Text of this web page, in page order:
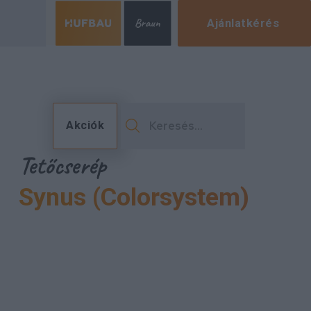
Ajánlatkérés
Akciók
Tetőcserép
Synus (Colorsystem)